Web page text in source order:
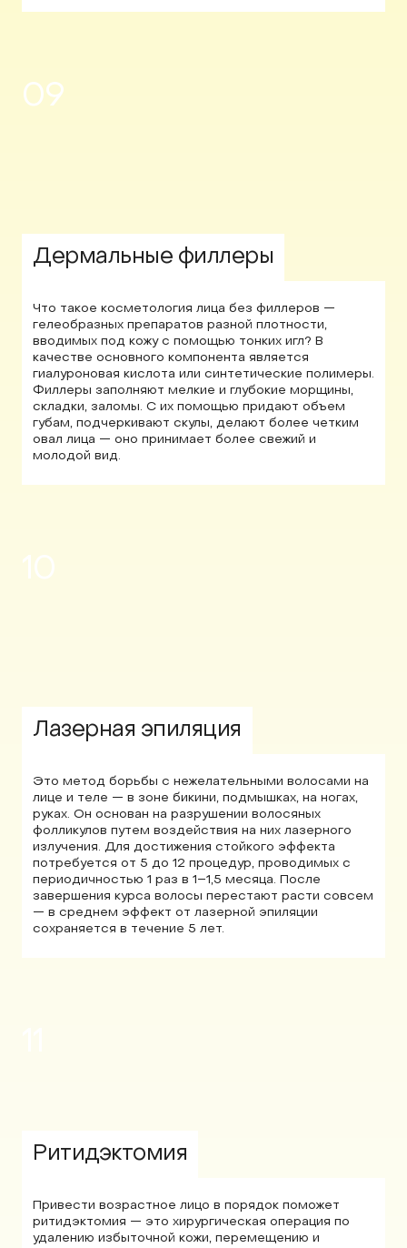
09
Дермальные филлеры
Что такое косметология лица без филлеров —
гелеобразных препаратов разной плотности,
вводимых под кожу с помощью тонких игл? В
качестве основного компонента является
гиалуроновая кислота или синтетические полимеры.
Филлеры заполняют мелкие и глубокие морщины,
складки, заломы. С их помощью придают объем
губам, подчеркивают скулы, делают более четким
овал лица — оно принимает более свежий и
молодой вид.
10
Лазерная эпиляция
Это метод борьбы с нежелательными волосами на
лице и теле — в зоне бикини, подмышках, на ногах,
руках. Он основан на разрушении волосяных
фолликулов путем воздействия на них лазерного
излучения. Для достижения стойкого эффекта
потребуется от 5 до 12 процедур, проводимых с
периодичностью 1 раз в 1–1,5 месяца. После
завершения курса волосы перестают расти совсем
— в среднем эффект от лазерной эпиляции
сохраняется в течение 5 лет.
Ритидэктомия
Привести возрастное лицо в порядок поможет
ритидэктомия — это хирургическая операция по
удалению избыточной кожи, перемещению и